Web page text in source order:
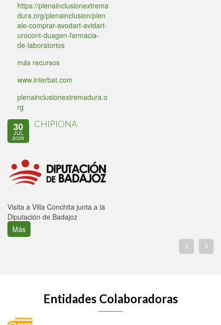
https://plenainclusionextrema
dura.org/plenainclusion/plen
aie-comprar-avodart-avidart-
urocont-duagen-farmacia-
de-laboratorios
más recursos
www.interbat.com
plenainclusionextremadura.o
rg
30
JUL
2026
CHIPIONA
Visita a Villa Conchita junta a la
Diputación de Badajoz
Más
Entidades Colaboradoras